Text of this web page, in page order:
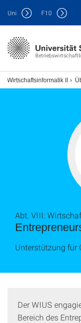
Uni F10
Wirtschaftsinformatik II
Abt. VIII:
Unterstützung für
Der WIUS
Bereich des